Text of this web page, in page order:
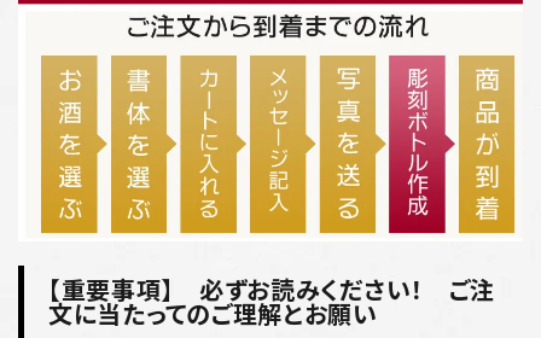
【重要事項】 必ずお読みください！ ご注
文に当たってのご理解とお願い